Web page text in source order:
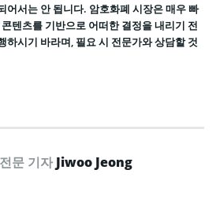
어서는 안 됩니다. 암호화폐 시장은 매우 빠
텐츠를 기반으로 어떠한 결정을 내리기 전
하시기 바라며, 필요 시 전문가와 상담할 것
문 기자Jiwoo Jeong